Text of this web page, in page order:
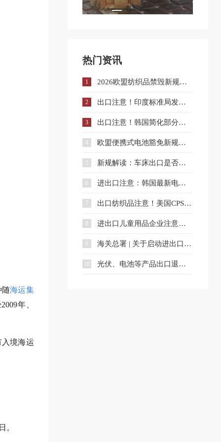
随海运集
年、
境海运
。
热门资讯
1 2026欧盟纺织品禁毁新规解读：对欧纺织出口库存合规与溯源指南
2 出口注意！印度标准局发布LED灯具系列标准升级实施指南
3 出口注意！韩国简化部分电气用品KC认证流程
4 欧盟便携式电池豁免新规落地！ 电池出口企业合规要点解读
5 新规解读：车床出口是否需要出口许可证？出口合规注意事项
6 进出口注意：韩国最新电池充电器安全标准解读
7 出口纺织品注意！美国CPSC电子备案新规即将实施
8 进出口儿童用品企业注意：中国国家标准发布
9 海关总署 | 关于启动进出口货物海铁、水水多式联运业务模式试点相关事项的公告
10 光伏、电池等产品出口退税调整，4月1日起执行（附详细清单）